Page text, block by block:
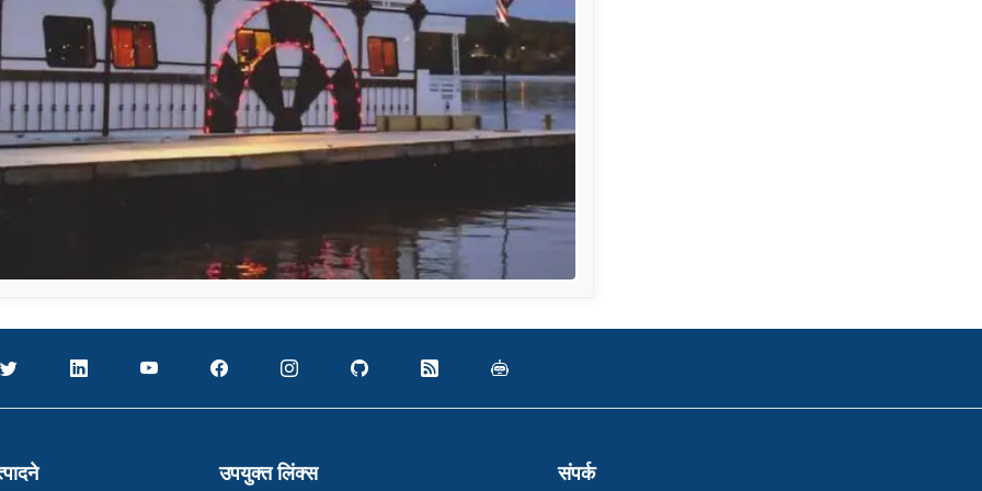
उपयुक्त लिंक्स संपर्क